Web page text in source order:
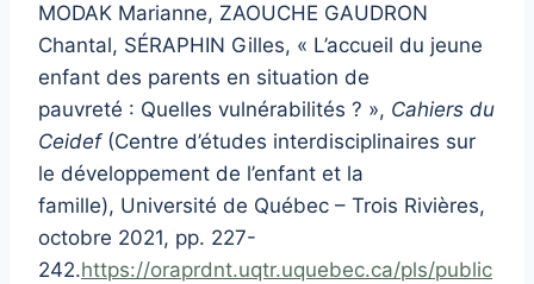
MODAK Marianne, ZAOUCHE GAUDRON
Chantal, SÉRAPHIN Gilles, « L’accueil du jeune
enfant des parents en situation de
pauvreté : Quelles vulnérabilités ? », Cahiers du
Ceidef(Centre d’études interdisciplinaires sur
le développement de l’enfant et la
famille), Université de Québec – Trois Rivières,
octobre 2021, pp. 227-
242.https://oraprdnt.uqtr.uquebec.ca/pls/public